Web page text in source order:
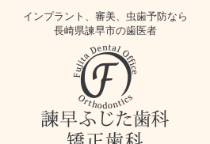
インプラント、審美、虫歯予防なら
長崎県諫早市の歯医者